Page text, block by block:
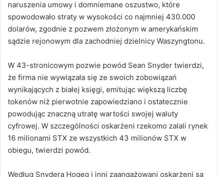
naruszenia umowy i domniemane oszustwo, które
spowodowało straty w wysokości co najmniej 430.000
dolarów, zgodnie z pozwem złożonym w amerykańskim
sądzie rejonowym dla zachodniej dzielnicy Waszyngtonu.
W 43-stronicowym pozwie powód Sean Snyder twierdzi,
że firma nie wywiązała się ze swoich zobowiązań
wynikających z białej księgi, emitując większą liczbę
tokenów niż pierwotnie zapowiedziano i ostatecznie
powodując znaczną utratę wartości swojej waluty
cyfrowej. W szczególności oskarżeni rzekomo zalali rynek
16 milionami STX ze wszystkich 43 milionów STX w
obiegu, twierdzi powód.
Według Snydera Hogeg i inni zaangażowani oskarżeni są